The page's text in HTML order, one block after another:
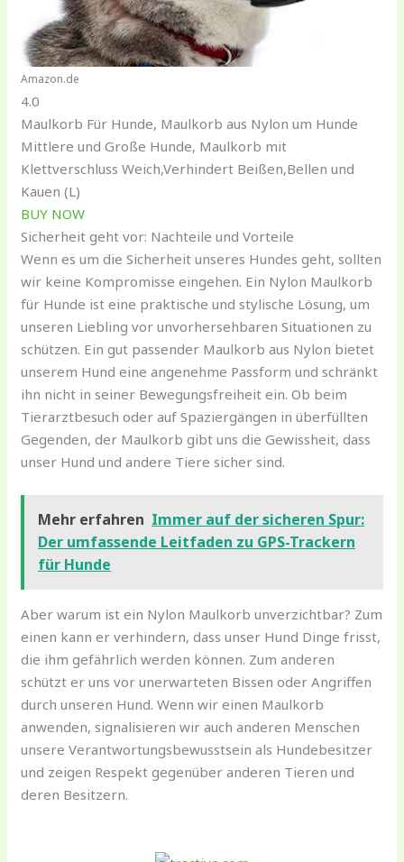
Amazon.de
4.0
Maulkorb Für Hunde, Maulkorb aus Nylon um Hunde
Mittlere und Große Hunde, Maulkorb mit
Klettverschluss Weich,Verhindert Beißen,Bellen und
Kauen (L)
BUY NOW
Sicherheit geht vor: Nachteile und Vorteile
Wenn es um die Sicherheit unseres Hundes geht, sollten
wir keine Kompromisse eingehen. Ein Nylon Maulkorb
für Hunde ist eine praktische und stylische Lösung, um
unseren Liebling vor unvorhersehbaren Situationen zu
schützen. Ein gut passender Maulkorb aus Nylon bietet
unserem Hund eine angenehme Passform und schränkt
ihn nicht in seiner Bewegungsfreiheit ein. Ob beim
Tierarztbesuch oder auf Spaziergängen in überfüllten
Gegenden, der Maulkorb gibt uns die Gewissheit, dass
unser Hund und andere Tiere sicher sind.
Mehr erfahren Immer auf der sicheren Spur:
Der umfassende Leitfaden zu GPS-Trackern
für Hunde
Aber warum ist ein Nylon Maulkorb unverzichtbar? Zum
einen kann er verhindern, dass unser Hund Dinge frisst,
die ihm gefährlich werden können. Zum anderen
schützt er uns vor unerwarteten Bissen oder Angriffen
durch unseren Hund. Wenn wir einen Maulkorb
anwenden, signalisieren wir auch anderen Menschen
unsere Verantwortungsbewusstsein als Hundebesitzer
und zeigen Respekt gegenüber anderen Tieren und
deren Besitzern.